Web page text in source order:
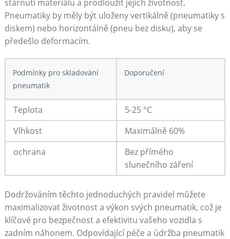
stárnutí materiálu a prodloužit jejich životnost.
Pneumatiky by​ měly⁣ být⁤ uloženy vertikálně (pneumatiky​ s‌
diskem) ‍nebo horizontálně‍ (pneu bez disku), aby se
předešlo deformacím.
Podmínky pro skladování
pneumatik
Doporučení
Teplota
5-25 ⁢°C
Vlhkost
Maximálně 60%
ochrana
Bez‌ přímého
slunečního záření
Dodržováním těchto jednoduchých pravidel ⁢můžete
maximalizovat životnost a ‌výkon svých pneumatik, což je
klíčové pro bezpečnost‍ a‍ efektivitu ‌vašeho vozidla⁢ s
zadním náhonem. Odpovídající⁢ péče​ a údržba pneumatik